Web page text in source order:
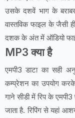
उसके दशवें भाग के
वास्तविक फाइल के जैसी
दशक के अंत में ऑडियो
MP3 क्या है
एमपी3 डाटा का सही
कम्प्रेशन का उपयोग
गाने सीडी में रिप के एमपी3
जाता है. रिपिंग से यहां